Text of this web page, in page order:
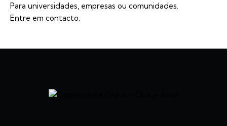
Para universidades, empresas ou comunidades.
Entre em contacto.